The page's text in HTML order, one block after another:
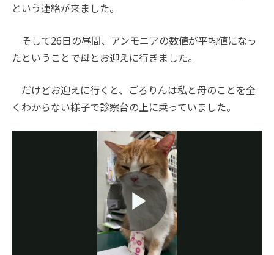
という連絡が来ました。
そして26日の昼間、アンモニアの数値が平均値になっ
たということで母とお迎えに行きました。
だけどお迎えに行くと、ごろりんは私と母のことを全
くわからない様子で診察台の上に乗っていました。
Play